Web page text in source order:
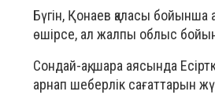
Бүгін, Қонаев қаласы
өшірсе, ал жалпы облыс
Сондай-ақ, шара аясында
арнап шеберлік сағаттарын